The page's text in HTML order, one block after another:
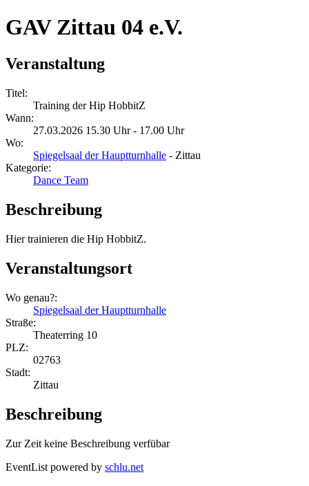
GAV Zittau 04 e.V.
Veranstaltung
Titel:
Training der Hip HobbitZ
Wann:
27.03.2026 15.30 Uhr - 17.00 Uhr
Wo:
Spiegelsaal der Hauptturnhalle - Zittau
Kategorie:
Dance Team
Beschreibung
Hier trainieren die Hip HobbitZ.
Veranstaltungsort
Wo genau?:
Spiegelsaal der Hauptturnhalle
Straße:
Theaterring 10
PLZ:
02763
Stadt:
Zittau
Beschreibung
Zur Zeit keine Beschreibung verfübar
EventList powered by schlu.net